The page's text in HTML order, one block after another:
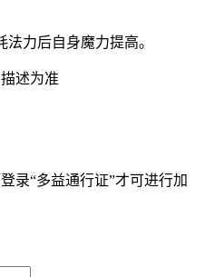
力后自身魔力提高。
述为准
录“多益通行证”才可进行加